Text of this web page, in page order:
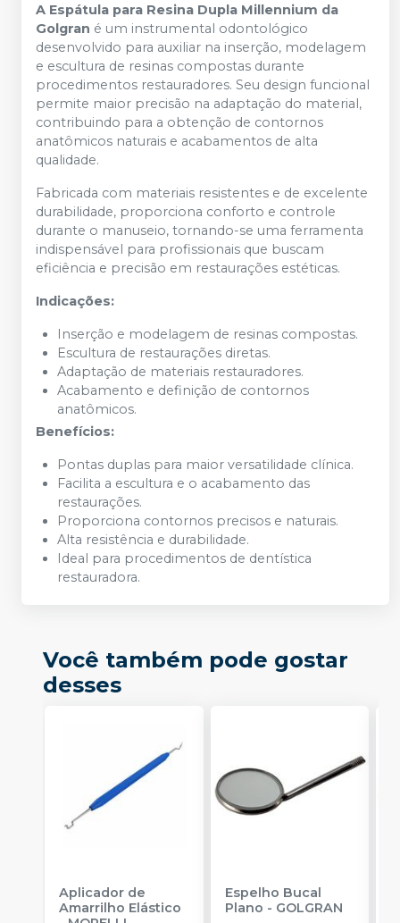
A Espátula para Resina Dupla Millennium da
Golgran é um instrumental odontológico
desenvolvido para auxiliar na inserção, modelagem
e escultura de resinas compostas durante
procedimentos restauradores. Seu design funcional
permite maior precisão na adaptação do material,
contribuindo para a obtenção de contornos
anatômicos naturais e acabamentos de alta
qualidade.
Fabricada com materiais resistentes e de excelente
durabilidade, proporciona conforto e controle
durante o manuseio, tornando-se uma ferramenta
indispensável para profissionais que buscam
eficiência e precisão em restaurações estéticas.
Indicações:
Inserção e modelagem de resinas compostas.
Escultura de restaurações diretas.
Adaptação de materiais restauradores.
Acabamento e definição de contornos
anatômicos.
Benefícios:
Pontas duplas para maior versatilidade clínica.
Facilita a escultura e o acabamento das
restaurações.
Proporciona contornos precisos e naturais.
Alta resistência e durabilidade.
Ideal para procedimentos de dentística
restauradora.
Você também pode gostar
desses
Aplicador de
Amarrilho Elástico
Espelho Bucal
Plano - GOLGRAN